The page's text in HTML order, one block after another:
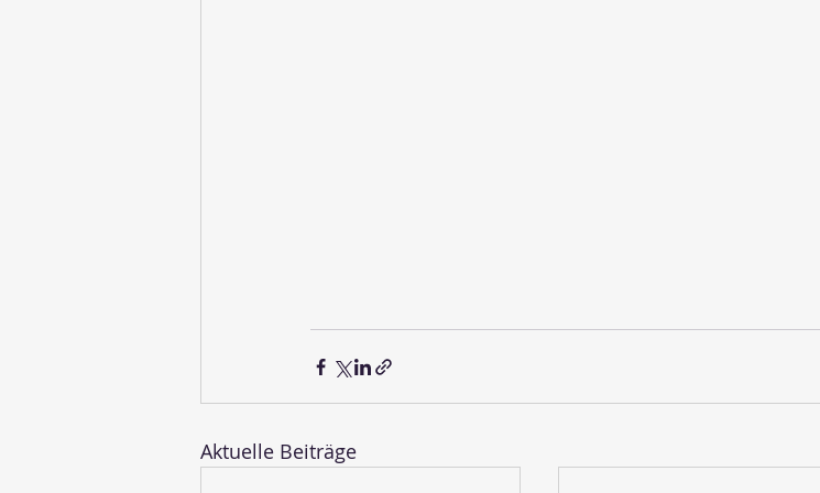
Aktuelle Beiträge